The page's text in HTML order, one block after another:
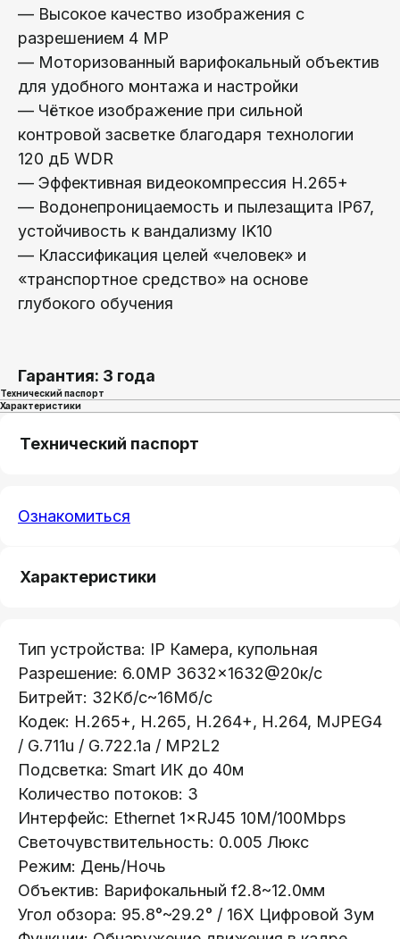
— Высокое качество изображения с
разрешением 4 MP
— Моторизованный варифокальный объектив
для удобного монтажа и настройки
— Чёткое изображение при сильной
контровой засветке благодаря технологии
120 дБ WDR
— Эффективная видеокомпрессия H.265+
— Водонепроницаемость и пылезащита IP67,
устойчивость к вандализму IK10
— Классификация целей «человек» и
«транспортное средство» на основе
глубокого обучения
Гарантия: 3 года
Технический паспорт
Характеристики
Технический паспорт
Ознакомиться
Характеристики
Тип устройства: IP Камера, купольная
Разрешение: 6.0МР 3632×1632@20к/с
Битрейт: 32Кб/с~16Мб/с
Кодек: H.265+, H.265, H.264+, H.264, MJPEG4
/ G.711u / G.722.1a / MP2L2
Подсветка: Smart ИК до 40м
Количество потоков: 3
Интерфейс: Ethernet 1×RJ45 10M/100Mbps
Светочувствительность: 0.005 Люкс
Режим: День/Ночь
Oбъектив: Варифокальный f2.8~12.0мм
Угoл обзора: 95.8°~29.2° / 16X Цифровой Зум
+375 (29) 111-66-33
Телефон: